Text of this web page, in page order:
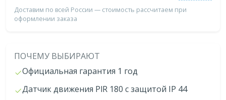
Доставим по всей России — стоимость рассчитаем при
оформлении заказа
ПОЧЕМУ ВЫБИРАЮТ
Официальная гарантия 1 год
Датчик движения PlR 180 с защитой IP 44